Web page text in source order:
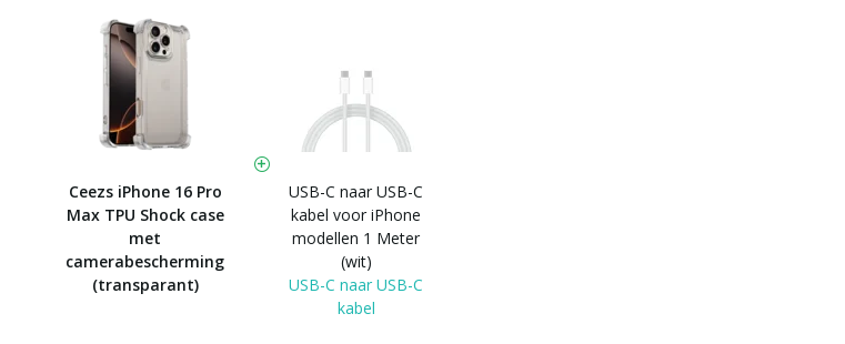
Ceezs iPhone 16 Pro
Max TPU Shock case
met
camerabescherming
(transparant)
USB-C naar USB-C
kabel voor iPhone
modellen 1 Meter
(wit)
USB-C naar USB-C
kabel